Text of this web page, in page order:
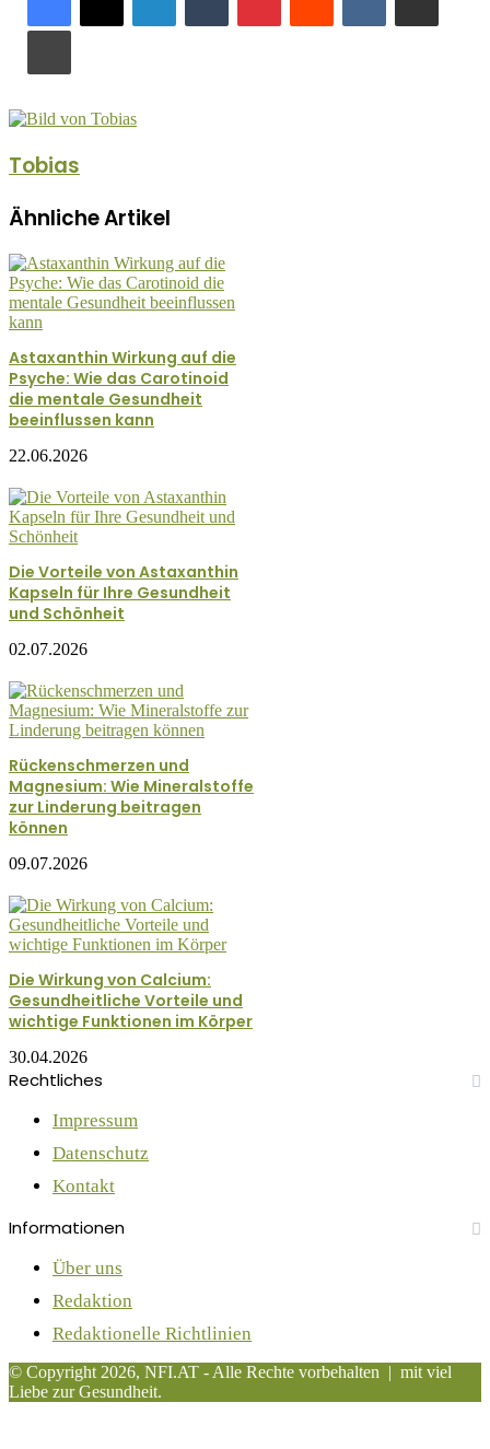
Drucken
Tobias
Ähnliche Artikel
Astaxanthin Wirkung auf die
Psyche: Wie das Carotinoid
die mentale Gesundheit
beeinflussen kann
22.06.2026
Die Vorteile von Astaxanthin
Kapseln für Ihre Gesundheit
und Schönheit
02.07.2026
Rückenschmerzen und
Magnesium: Wie Mineralstoffe
zur Linderung beitragen
können
09.07.2026
Die Wirkung von Calcium:
Gesundheitliche Vorteile und
wichtige Funktionen im Körper
30.04.2026
Rechtliches
Impressum
Datenschutz
Kontakt
Informationen
Über uns
Redaktion
Redaktionelle Richtlinien
© Copyright 2026, NFI.AT - Alle Rechte vorbehalten | mit viel
Liebe zur Gesundheit.